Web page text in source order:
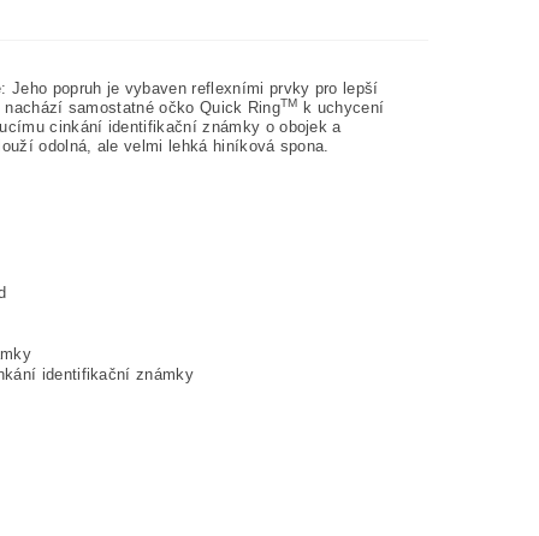
popruh je vybaven reflexními prvky pro lepší
samostatné očko Quick RingTM
k uchycení
cinkání identifikační známky o obojek a
odolná, ale velmi lehká hiníková spona.
identifikační známky